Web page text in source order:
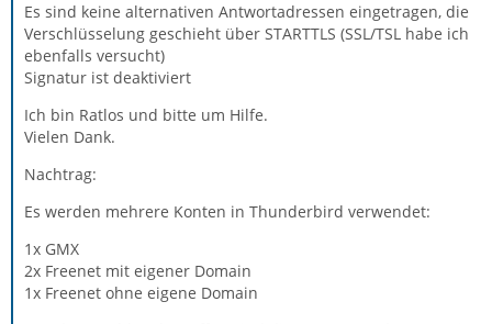
Es sind keine alternativen Antwortadressen eingetragen, die
Verschlüsselung geschieht über STARTTLS (SSL/TSL habe ich
ebenfalls versucht)
Signatur ist deaktiviert
Ich bin Ratlos und bitte um Hilfe.
Vielen Dank.
Nachtrag:
Es werden mehrere Konten in Thunderbird verwendet:
1x GMX
2x Freenet mit eigener Domain
1x Freenet ohne eigene Domain